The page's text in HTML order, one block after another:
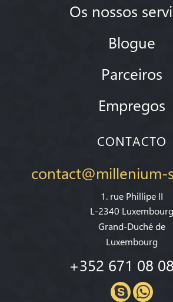
Os nossos
Blogue
Parceiros
Empregos
CONTACTO
contact@millenium-
1. rue Phillipe II
L-2340 Luxembourg
Grand-Duché de
Luxembourg
+352 671 08